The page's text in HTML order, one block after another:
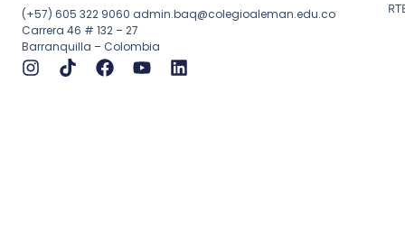
(+57) 605 322 9060 admin.baq@colegioaleman.edu.co
Carrera 46 # 132 – 27
Barranquilla – Colombia